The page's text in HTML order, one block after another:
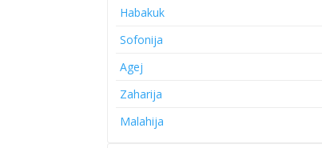
Habakuk
Sofonija
Agej
Zaharija
Malahija